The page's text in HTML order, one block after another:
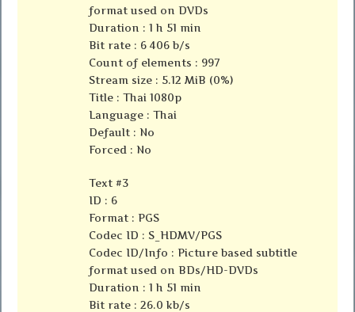
format used on DVDs
Duration : 1 h 51 min
Bit rate : 6 406 b/s
Count of elements : 997
Stream size : 5.12 MiB (0%)
Title : Thai 1080p
Language : Thai
Default : No
Forced : No
Text #3
ID : 6
Format : PGS
Codec ID : S_HDMV/PGS
Codec ID/Info : Picture based subtitle
format used on BDs/HD-DVDs
Duration : 1 h 51 min
Bit rate : 26.0 kb/s